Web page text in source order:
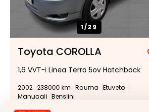
1/29
Toyota COROLLA
1,6 VVT-i Linea Terra 5ov Hatchback
2002 238000 km Rauma Etuveto
Manuaali Bensiini